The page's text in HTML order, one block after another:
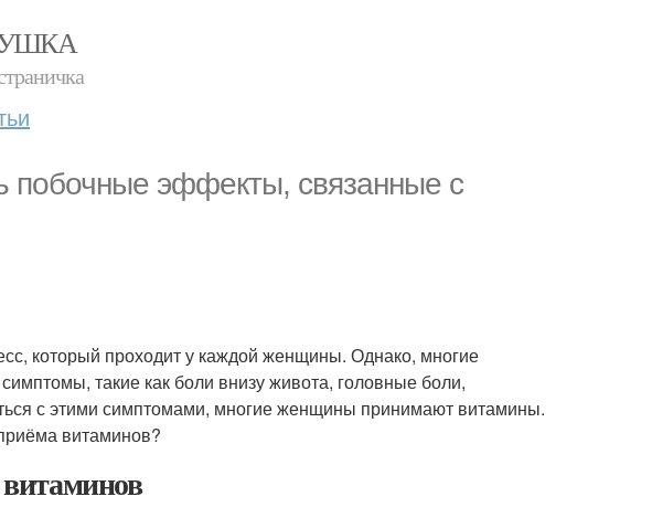
побочные эффекты, связанные с
который проходит у каждой женщины. Однако, многие
такие как боли внизу живота, головные боли,
с этими симптомами, многие женщины принимают витамины.
витаминов?